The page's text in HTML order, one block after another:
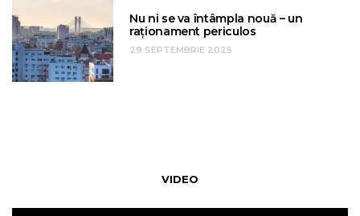
Nu ni se va întâmpla nouă – un
raționament periculos
29 SEPTEMBRIE 2025
VIDEO